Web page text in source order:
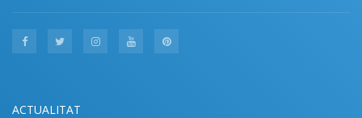
ACTUALITAT